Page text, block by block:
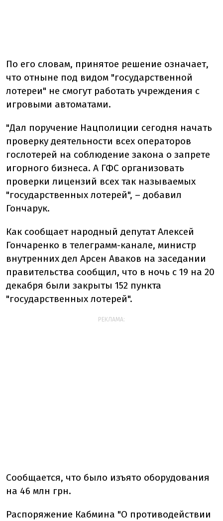
По его словам, принятое решение означает,
что отныне под видом "государственной
лотереи" не смогут работать учреждения с
игровыми автоматами.
"Дал поручение Нацполиции сегодня начать
проверку деятельности всех операторов
гослотерей на соблюдение закона о запрете
игорного бизнеса. А ГФС организовать
проверки лицензий всех так называемых
"государственных лотерей", – добавил
Гончарук.
Как сообщает народный депутат Алексей
Гончаренко в телеграмм-канале, министр
внутренних дел Арсен Аваков на заседании
правительства сообщил, что в ночь с 19 на 20
декабря были закрыты 152 пункта
"государственных лотерей".
РЕКЛАМА:
Сообщается, что было изъято оборудования
на 46 млн грн.
Распоряжение Кабмина "О противодействии